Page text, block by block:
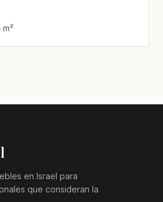
en Israel para
que consideran la